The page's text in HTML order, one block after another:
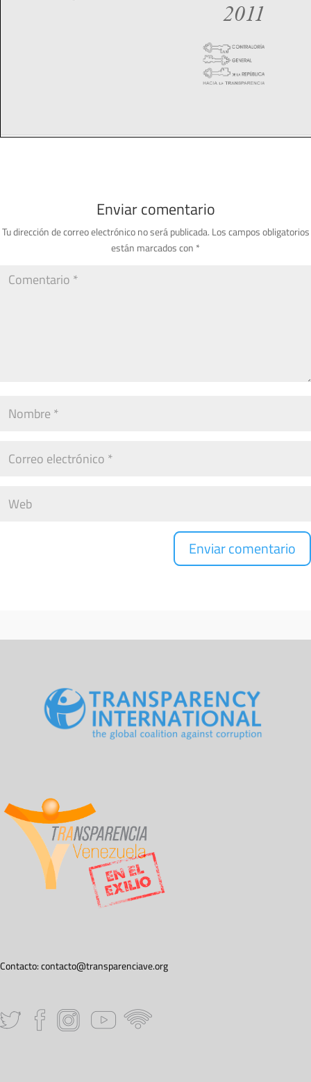
Enviar comentario
Tu dirección de correo electrónico no será publicada. Los campos obligatorios
están marcados con *
Contacto:contacto@transparenciave.org